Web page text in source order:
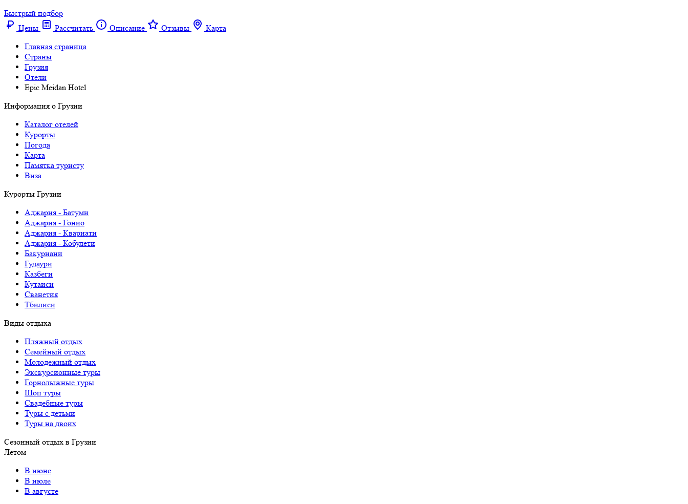
Быстрый подбор
Цены
Рассчитать Описание Отзывы
Карта
Главная страница
Cтраны
Грузия
Отели
Epic Meidan Hotel
Информация о Грузии
Каталог отелей
Курорты
Погода
Карта
Памятка туристу
Виза
Курорты Грузии
Аджария - Батуми
Аджария - Гонио
Аджария - Квариати
Аджария - Кобулети
Бакуриани
Гудаури
Казбеги
Кутаиси
Сванетия
Тбилиси
Виды отдыха
Пляжный отдых
Семейный отдых
Молодежный отдых
Экскурсионные туры
Горнолыжные туры
Шоп туры
Свадебные туры
Туры с детьми
Туры на двоих
Сезонный отдых в Грузии
Летом
В июне
В июле
В августе